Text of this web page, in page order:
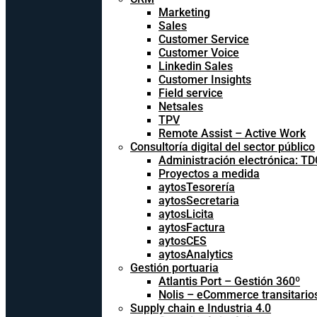
Marketing
Sales
Customer Service
Customer Voice
Linkedin Sales
Customer Insights
Field service
Netsales
TPV
Remote Assist – Active Work
Consultoría digital del sector público
Administración electrónica:
Proyectos a medida
aytosTesorería
aytosSecretaria
aytosLicita
aytosFactura
aytosCES
aytosAnalytics
Gestión portuaria
Atlantis Port – Gestión 360º
Nolis – eCommerce
Supply chain e Industria 4.0